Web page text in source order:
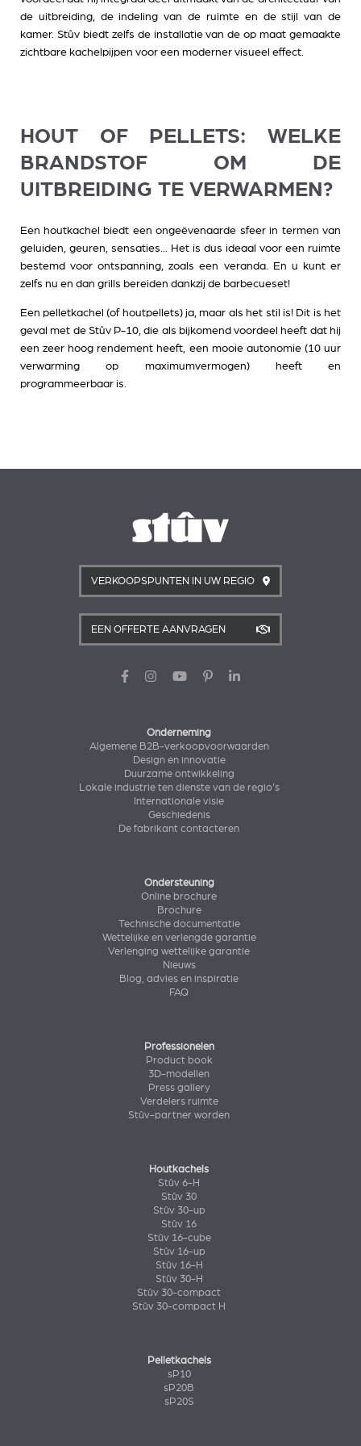
de uitbreiding, de indeling van de ruimte en de stijl van de
kamer. Stûv biedt zelfs de installatie van de op maat gemaakte
zichtbare kachelpijpen voor een moderner visueel effect.
HOUT OF PELLETS: WELKE
BRANDSTOF OM DE
UITBREIDING TE VERWARMEN?
Een houtkachel biedt een ongeëvenaarde sfeer in termen van
geluiden, geuren, sensaties... Het is dus ideaal voor een ruimte
bestemd voor ontspanning, zoals een veranda. En u kunt er
zelfs nu en dan grills bereiden dankzij de barbecueset!
Een pelletkachel (of houtpellets) ja, maar als het stil is! Dit is het
geval met de Stûv P-10, die als bijkomend voordeel heeft dat hij
een zeer hoog rendement heeft, een mooie autonomie (10 uur
verwarming op maximumvermogen) heeft en
programmeerbaar is.
VERKOOPSPUNTEN IN UW REGIO
EEN OFFERTE AANVRAGEN
Onderneming
Algemene B2B-verkoopvoorwaarden
Design en innovatie
Duurzame ontwikkeling
Lokale industrie ten dienste van de regio's
Internationale visie
Geschiedenis
De fabrikant contacteren
Ondersteuning
Online brochure
Brochure
Technische documentatie
Wettelijke en verlengde garantie
Verlenging wettelijke garantie
Nieuws
Blog, advies en inspiratie
FAQ
Professionelen
Product book
3D-modellen
Press gallery
Verdelers ruimte
Stûv-partner worden
Houtkachels
Stûv 6-H
Stûv 30
Stûv 30-up
Stûv 16
Stûv 16-cube
Stûv 16-up
Stûv 16-H
Stûv 30-H
Stûv 30-compact
Stûv 30-compact H
Pelletkachels
sP10
sP20B
sP20S